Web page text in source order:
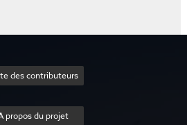
des contributeurs
propos du projet